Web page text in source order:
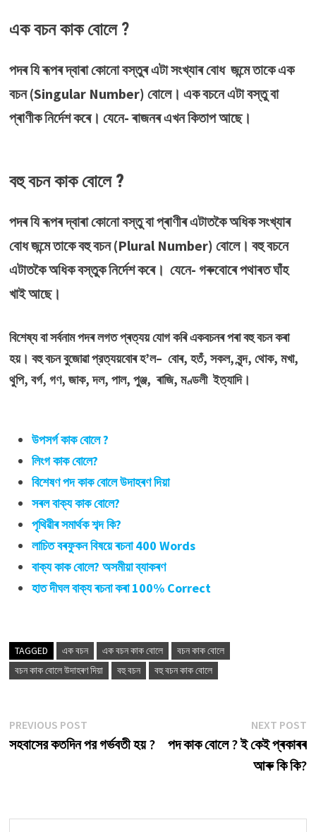
এক বচন কাক বোলে ?
পদৰ যি ৰূপৰ দ্বাৰা কোনো বস্তুৰ এটা সংখ্যাৰ বোধ জন্মে তাকে এক
বচন (Singular Number) বোলে। এক বচনে এটা বস্তু বা
প্ৰাণীক নিৰ্দেশ কৰে। যেনে-ৰাজনৰ এখন কিতাপ আছে।
বহু বচন কাক বোলে ?
পদৰ যি ৰূপৰ দ্বাৰা কোনো বস্তু বা প্ৰাণীৰ এটাতকৈ অধিক সংখ্যাৰ
বোধ জন্মে তাকে বহু বচন (Plural Number) বোলে। বহু বচনে
এটাতকৈ অধিক বস্তুক নিৰ্দেশ কৰে। যেনে- গৰুবোৰে পথাৰত ঘাঁহ
খাই আছে।
বিশেষ্য বা সৰ্বনাম পদৰ লগত প্ৰত্যয় যোগ কৰি একবচনৰ পৰা বহু বচন কৰা
হয়। বহু বচন বুজোৱা প্রত্যয়বোৰ হ’ল– বোৰ, হতঁ, সকল, বৃন্দ, থোক, মখা,
থুপি, বৰ্গ, গণ, জাক, দল, পাল, পুঞ্জ, ৰাজি, মণ্ডলী ইত্যাদি।
উপসৰ্গ কাক বোলে ?
লিংগ কাক বোলে?
বিশেষণ পদ কাক বোলে উদাহৰণ দিয়া
সৰল বাক্য কাক বোলে?
পৃথিৱীৰ সমাৰ্থক শব্দ কি?
লাচিত বৰফুকন বিষয়ে ৰচনা 400 Words
বাক্য কাক বোলে? অসমীয়া ব্যাকৰণ
হাত দীঘল বাক্য ৰচনা কৰা 100% Correct
TAGGED এক বচন এক বচন কাক বোলে
বচন কাক বোলে
বচন কাক বোলে উদাহৰণ দিয়া
বহু বচন বহু বচন কাক বোলে
Post
navigation
PREVIOUS POSTPrevious
post:
সহবাসের কতদিন পর গর্ভবতী হয় ?
NEXT POST
পদ কাক বোলে ? ই কেই প্ৰকাৰৰ
আৰু কি কি?